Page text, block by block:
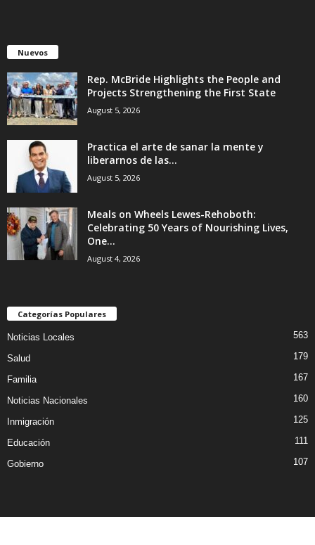
Nuevos
Rep. McBride Highlights the People and
Projects Strengthening the First State
August 5, 2026
Practica el arte de sanar la mente y
liberarnos de las...
August 5, 2026
Meals on Wheels Lewes-Rehoboth:
Celebrating 50 Years of Nourishing Lives,
One...
August 4, 2026
Categorías Populares
Noticias Locales 563
Salud 179
Familia 167
Noticias Nacionales 160
Inmigración 125
Educación 111
Gobierno 107